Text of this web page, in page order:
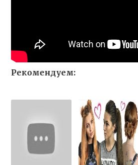
Рекомендуем: